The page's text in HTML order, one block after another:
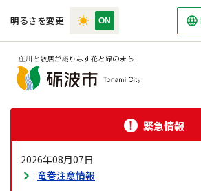
明るさを変更
緊急情報
2026年08月07日
竜巻注意情報